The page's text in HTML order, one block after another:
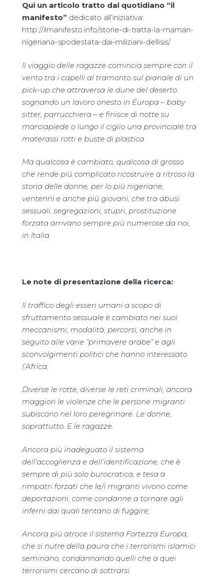
Qui un articolo tratto dal quotidiano “il
manifesto” dedicato all’iniziativa:
http://ilmanifesto.info/storie-di-tratta-la-maman-
nigeriana-spodestata-dai-miliziani-dellisis/
Il viaggio delle ragazze comincia sempre con il
vento tra i capelli al tramonto sul pianale di un
pick-up che attraversa le dune del deserto
sognando un lavoro onesto in Europa – baby
sitter, parrucchiera – e finisce di notte su
marciapiede o lungo il ciglio una provinciale tra
materassi rotti e buste di plastica.
Ma qualcosa è cambiato, qualcosa di grosso
che rende più complicato ricostruire a ritroso la
storia delle donne, per lo più nigeriane,
ventenni e anche più giovani, che tra abusi
sessuali, segregazioni, stupri, prostituzione
forzata arrivano sempre più numerose da noi,
in Italia.
Le note di presentazione della ricerca:
Il traffico degli esseri umani a scopo di
sfruttamento sessuale è cambiato nei suoi
meccanismi, modalità, percorsi, anche in
seguito alle varie “primavere arabe” e agli
sconvolgimenti politici che hanno interessato
l’Africa;
Diverse le rotte, diverse le reti criminali, ancora
maggiori le violenze che le persone migranti
subiscono nel loro peregrinare. Le donne,
soprattutto. E le ragazze.
Ancora più inadeguato il sistema
dell’accoglienza e dell’identificazione, che è
sempre di più solo burocratica, e tesa a
rimpatri forzati che le/i migranti vivono come
deportazioni, come condanne a tornare agli
inferni dai quali tentano di fuggire;
Ancora più atroce il sistema Fortezza Europa,
che si nutre della paura che i terrorismi islamici
seminano, condannando quelli che a quei
terrorismi cercano di sottrarsi.